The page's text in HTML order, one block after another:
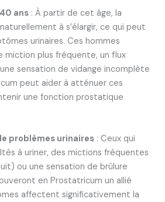
ans : À partir de cet âge, la
à s’élargir, ce qui peut
urinaires. Ces hommes
miction plus fréquente, un flux
sensation de vidange incomplète
peut aider à atténuer ces
une fonction prostatique
problèmes urinaires : Ceux qui
à uriner, des mictions fréquentes
ou une sensation de brûlure
en Prostatricum un allié
affectent significativement la